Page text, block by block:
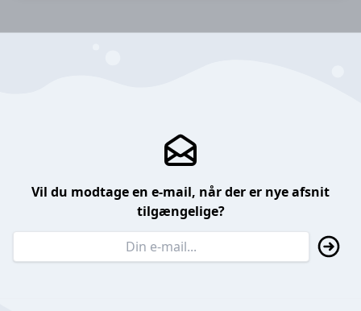
Vil du modtage en e-mail, når der er nye afsnit
tilgængelige?